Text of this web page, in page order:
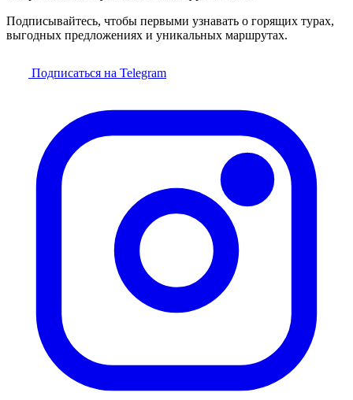
Подписывайтесь, чтобы первыми узнавать о горящих турах,
выгодных предложениях и уникальных маршрутах.
Подписаться на Telegram